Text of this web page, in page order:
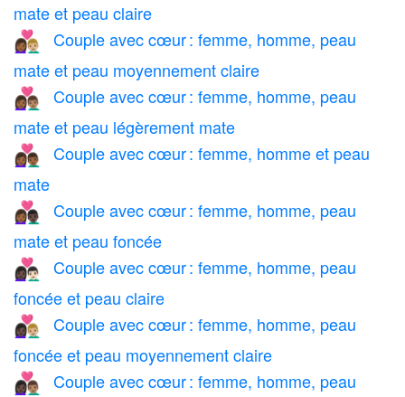
mate et peau claire
👩🏾‍❤️‍👨🏼
Couple avec cœur : femme, homme, peau
mate et peau moyennement claire
👩🏾‍❤️‍👨🏽
Couple avec cœur : femme, homme, peau
mate et peau légèrement mate
👩🏾‍❤️‍👨🏾
Couple avec cœur : femme, homme et peau
mate
👩🏾‍❤️‍👨🏿
Couple avec cœur : femme, homme, peau
mate et peau foncée
👩🏿‍❤️‍👨🏻
Couple avec cœur : femme, homme, peau
foncée et peau claire
👩🏿‍❤️‍👨🏼
Couple avec cœur : femme, homme, peau
foncée et peau moyennement claire
👩🏿‍❤️‍👨🏽
Couple avec cœur : femme, homme, peau